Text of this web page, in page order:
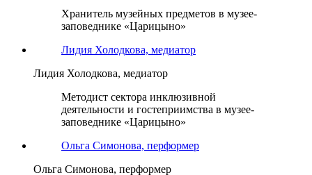
Хранитель музейных предметов в музее-
заповеднике «Царицыно»
Лидия Холодкова, медиатор
Лидия Холодкова, медиатор
Методист сектора инклюзивной
деятельности и гостеприимства в музее-
заповеднике «Царицыно»
Ольга Симонова, перформер
Ольга Симонова, перформер